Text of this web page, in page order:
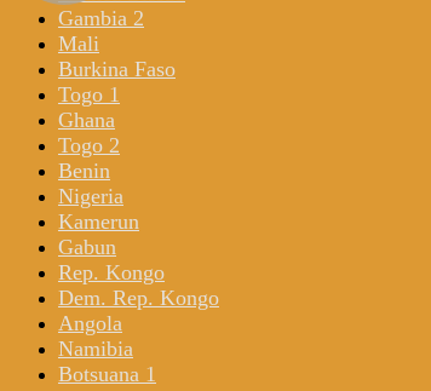
Gambia 2
Mali
Burkina Faso
Togo 1
Ghana
Togo 2
Benin
Nigeria
Kamerun
Gabun
Rep. Kongo
Dem. Rep. Kongo
Angola
Namibia
Botsuana 1